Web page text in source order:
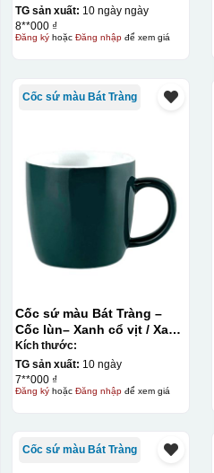
TG sản xuất: 10 ngày ngày
8**000 ₫
Đăng kýhoặc Đăng nhậpđể xem giá
Cốc sứ màu Bát Tràng
Cốc sứ màu Bát Tràng –
Cốc lùn– Xanh cổ vịt / Xanh
lục bảo
Kích thước:
TG sản xuất: 10 ngày
7**000 ₫
Đăng kýhoặc Đăng nhậpđể xem giá
Cốc sứ màu Bát Tràng